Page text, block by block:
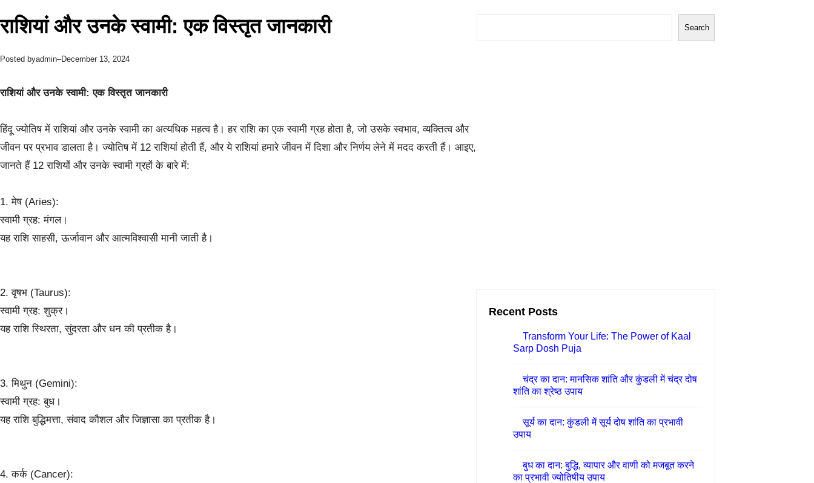
राशियां और उनके स्वामी: एक विस्तृत जानकारी
Posted byadmin–December 13, 2024
राशियां और उनके स्वामी: एक विस्तृत जानकारी
हिंदू ज्योतिष में राशियां और उनके स्वामी का अत्यधिक महत्व है। हर राशि का एक स्वामी ग्रह होता है, जो उसके स्वभाव, व्यक्तित्व और
जीवन पर प्रभाव डालता है। ज्योतिष में 12 राशियां होती हैं, और ये राशियां हमारे जीवन में दिशा और निर्णय लेने में मदद करती हैं। आइए,
जानते हैं 12 राशियों और उनके स्वामी ग्रहों के बारे में:
1. मेष (Aries):
स्वामी ग्रह: मंगल।
यह राशि साहसी, ऊर्जावान और आत्मविश्वासी मानी जाती है।
2. वृषभ (Taurus):
स्वामी ग्रह: शुक्र।
यह राशि स्थिरता, सुंदरता और धन की प्रतीक है।
3. मिथुन (Gemini):
स्वामी ग्रह: बुध।
यह राशि बुद्धिमत्ता, संवाद कौशल और जिज्ञासा का प्रतीक है।
4. कर्क (Cancer):
Search
Recent Posts
Transform Your Life: The Power of Kaal
Sarp Dosh Puja
चंद्र का दान: मानसिक शांति और कुंडली में चंद्र दोष
शांति का श्रेष्ठ उपाय
सूर्य का दान: कुंडली में सूर्य दोष शांति का प्रभावी
उपाय
बुध का दान: बुद्धि, व्यापार और वाणी को मजबूत करने
का प्रभावी ज्योतिषीय उपाय